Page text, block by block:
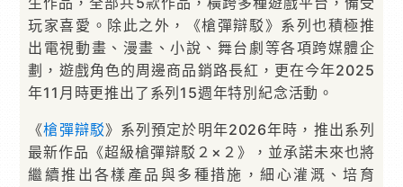
玩家喜愛。除此之外，《槍彈辯駁》系列也積極推
出電視動畫、漫畫、小說、舞台劇等各項跨媒體企
劃，遊戲角色的周邊商品銷路長紅，更在今年2025
年11月時更推出了系列15週年特別紀念活動。
《槍彈辯駁》系列預定於明年2026年時，推出系列
最新作品《超級槍彈辯駁２×２》，並承諾未來也將
繼續推出各樣產品與多種措施，細心灌溉、培育